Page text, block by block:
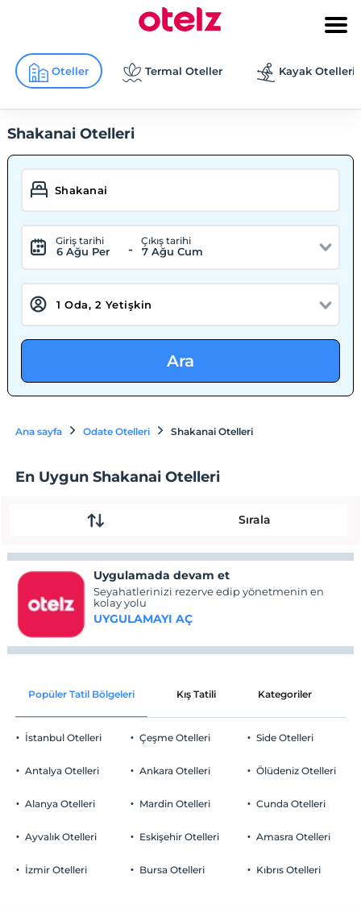
Oteller Termal Oteller Kayak Otelleri
Shakanai Otelleri
Giriş tarihi
6 Ağu Per -
Çıkış tarihi
7 Ağu Cum
Ara
Ana sayfa Odate Otelleri Shakanai Otelleri
En Uygun Shakanai Otelleri
Sırala
Uygulamada devam et
Seyahatlerinizi rezerve edip yönetmenin en
kolay yolu
UYGULAMAYI AÇ
Popüler Tatil Bölgeleri Kış Tatili Kategoriler
İstanbul Otelleri
Antalya Otelleri
Alanya Otelleri
Ayvalık Otelleri
İzmir Otelleri
Çeşme Otelleri
Ankara Otelleri
Mardin Otelleri
Eskişehir Otelleri
Bursa Otelleri
Side Otelleri
Ölüdeniz Otelleri
Cunda Otelleri
Amasra Otelleri
Kıbrıs Otelleri